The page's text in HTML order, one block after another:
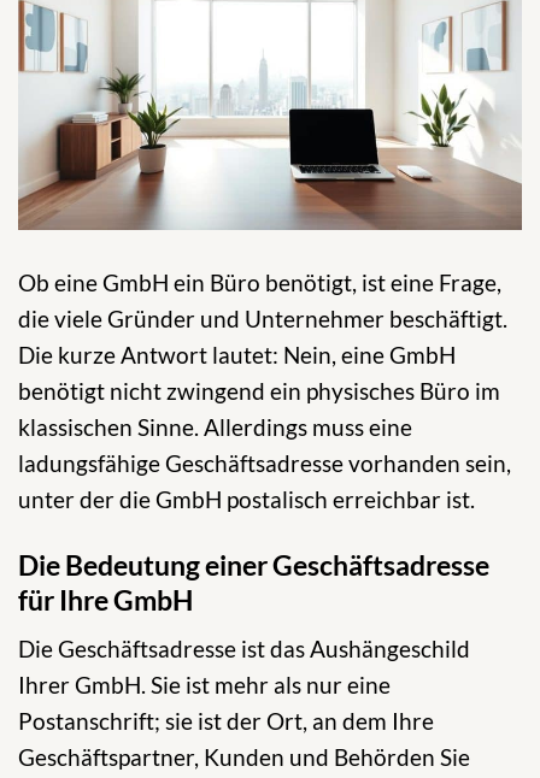
Ob eine GmbH ein Büro benötigt, ist eine Frage,
die viele Gründer und Unternehmer beschäftigt.
Die kurze Antwort lautet: Nein, eine GmbH
benötigt nicht zwingend ein physisches Büro im
klassischen Sinne. Allerdings muss eine
ladungsfähige Geschäftsadresse vorhanden sein,
unter der die GmbH postalisch erreichbar ist.
Die Bedeutung einer Geschäftsadresse
für Ihre GmbH
Die Geschäftsadresse ist das Aushängeschild
Ihrer GmbH. Sie ist mehr als nur eine
Postanschrift; sie ist der Ort, an dem Ihre
Geschäftspartner, Kunden und Behörden Sie